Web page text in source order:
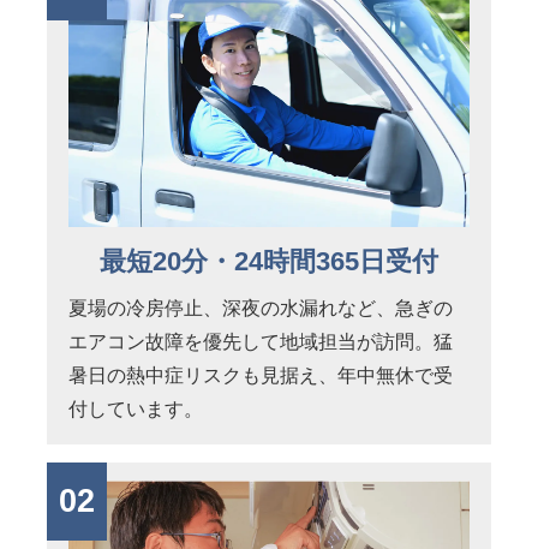
最短20分・24時間365日受付
夏場の冷房停止、深夜の水漏れなど、急ぎの
エアコン故障を優先して地域担当が訪問。猛
暑日の熱中症リスクも見据え、年中無休で受
付しています。
02